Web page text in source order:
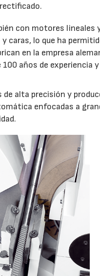
con motores lineales
lo que ha
en la empresa
años de experiencia
alta precisión y
enfocadas a